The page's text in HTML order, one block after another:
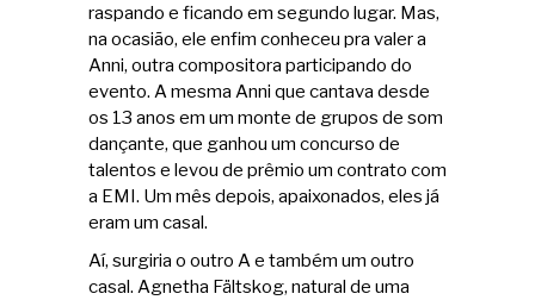
raspando e ficando em segundo lugar. Mas,
na ocasião, ele enfim conheceu pra valer a
Anni, outra compositora participando do
evento. A mesma Anni que cantava desde
os 13 anos em um monte de grupos de som
dançante, que ganhou um concurso de
talentos e levou de prêmio um contrato com
a EMI. Um mês depois, apaixonados, eles já
eram um casal.
Aí, surgiria o outro A e também um outro
casal. Agnetha Fältskog, natural de uma